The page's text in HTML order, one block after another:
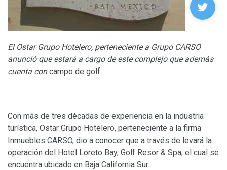
El Ostar Grupo Hotelero, perteneciente a Grupo CARSO
anunció que estará a cargo de este complejo que además
cuenta concampo de golf
Con más de tres décadas de experiencia en la industria
turística, Ostar Grupo Hotelero, perteneciente a la firma
Inmuebles CARSO, dio a conocer que a través de levará la
operación del Hotel Loreto Bay, Golf Resor & Spa, el cual se
encuentra ubicado en Baja California Sur.